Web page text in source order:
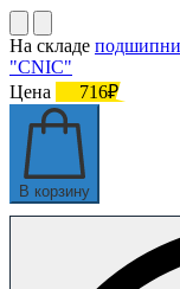
На складе
"CNIC"
Цена
716₽
В корзину